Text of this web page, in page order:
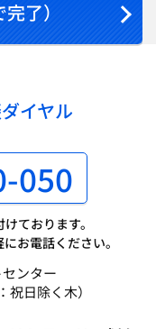
了）
イヤル
050
ております。
お電話ください。
ンター
祝日除く木）